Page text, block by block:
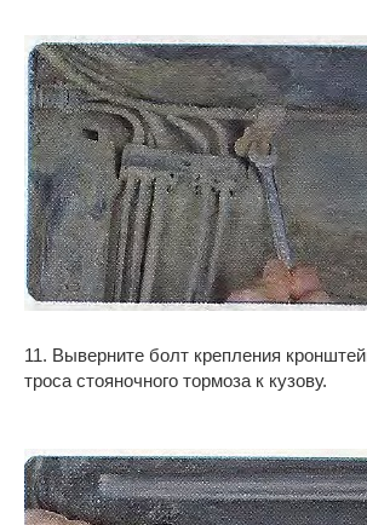
11. Выверните болт крепления
троса стояночного тормоза к кузову.